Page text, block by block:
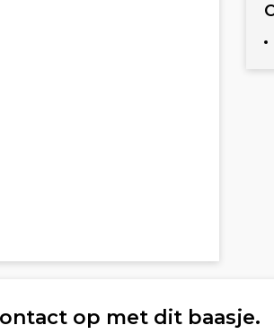
op met dit baasje.